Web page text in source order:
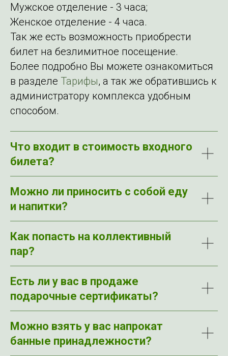
Мужское отделение - 3 часа;
Женское отделение - 4 часа.
Так же есть возможность приобрести
билет на безлимитное посещение.
Более подробно Вы можете ознакомиться
в разделе Тарифы, а так же обратившись к
администратору комплекса удобным
способом.
Что входит в стоимость входного
билета?
Можно ли приносить с собой еду
и напитки?
Как попасть на коллективный
пар?
Есть ли у вас в продаже
подарочные сертификаты?
Можно взять у вас напрокат
банные принадлежности?